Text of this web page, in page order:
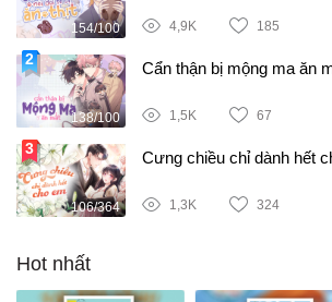
154/100 4,9K 185
138/100
Cẩn thận bị mộng ma ăn
1,5K 67
106/364
Cưng chiều chỉ dành hết
1,3K 324
Hot nhất